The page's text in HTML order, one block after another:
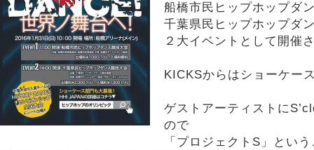
船橋市民ヒップホップダ
千葉県民ヒップホップダ
２大イベントとして開催
KICKSからはショーケー
ゲストアーティストに
ので
「プロジェクトS」とい